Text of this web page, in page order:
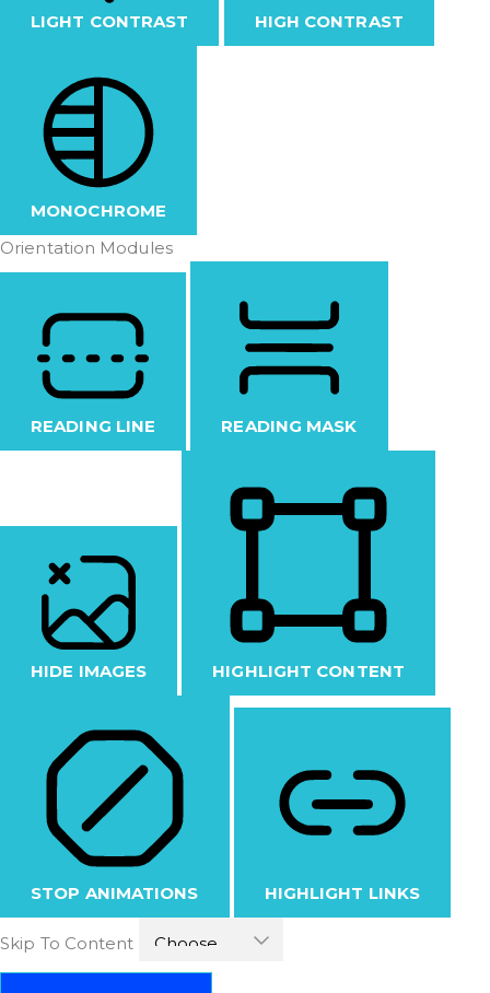
LIGHT CONTRAST HIGH CONTRAST
MONOCHROME
Orientation Modules
READING LINE READING MASK
HIDE IMAGES HIGHLIGHT CONTENT
STOP ANIMATIONS HIGHLIGHT LINKS
Skip To Content